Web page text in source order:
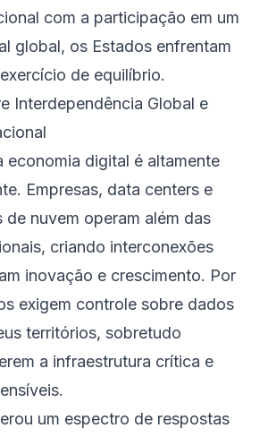
com a participação em um
global, os Estados enfrentam
de equilíbrio.
Interdependência Global e
economia digital é altamente
Empresas, data centers e
de nuvem operam além das
criando interconexões
inovação e crescimento. Por
exigem controle sobre dados
territórios, sobretudo
a infraestrutura crítica e
um espectro de respostas